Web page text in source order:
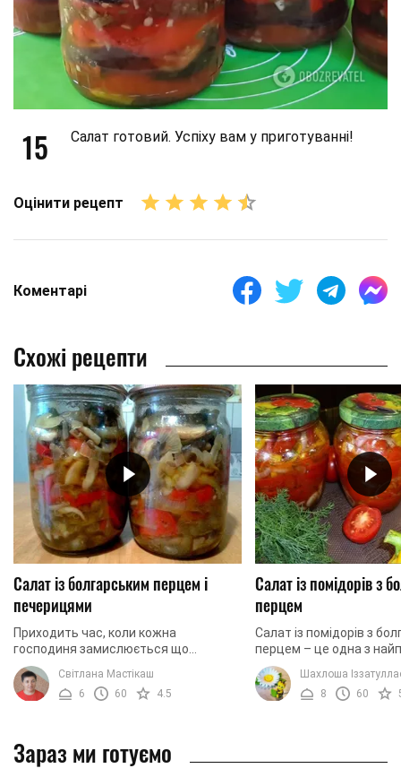
15 Салат готовий. Успіху вам у приготуванні!
Оцінити рецепт
Коментарі
Схожі рецепти
Салат із болгарським перцем і
печерицями
Приходить час, коли кожна
господиня замислюється що
смачненького заготовити на зиму.
Зараз звичайними маринованими
печерицями нікого не здивуєш, а ...
Світлана Мастікаш
6
60 4.5
Салат із помідорів з
перцем
Салат із помідорів з
перцем – це одна з
закусок, яку вміє
кожна господиня. Проте
досвідчені ...
Шахлоша
8
60
Зараз ми готуємо